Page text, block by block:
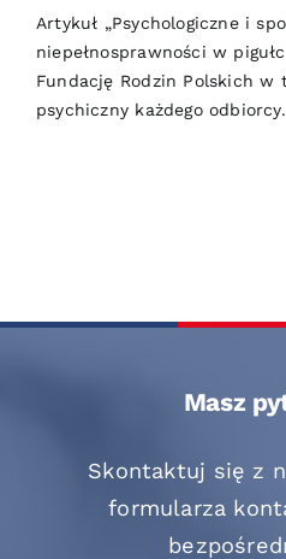
Artykuł „Psychologiczne i
niepełnosprawności w
Fundację Rodzin Polskich w
psychiczny każdego odbiorcy.
Masz
Skontaktuj się z
formularza